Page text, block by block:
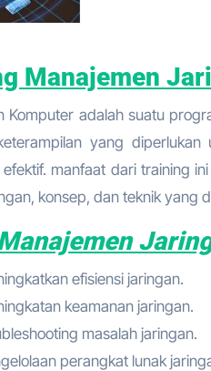
Manajemen
Komputer adalah suatu
yang
manfaat dari training
konsep, dan teknik yang
efisiensi jaringan.
keamanan jaringan.
masalah jaringan.
perangkat lunak